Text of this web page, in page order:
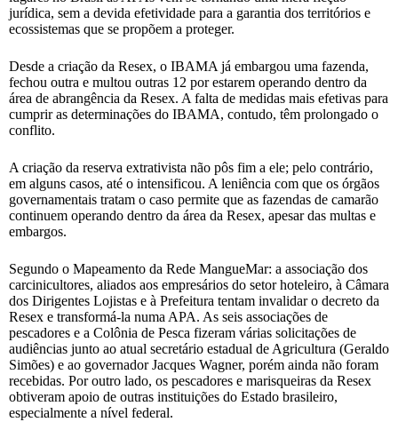
jurídica, sem a devida efetividade para a garantia dos territórios e
ecossistemas que se propõem a proteger.
Desde a criação da Resex, o IBAMA já embargou uma fazenda,
fechou outra e multou outras 12 por estarem operando dentro da
área de abrangência da Resex. A falta de medidas mais efetivas para
cumprir as determinações do IBAMA, contudo, têm prolongado o
conflito.
A criação da reserva extrativista não pôs fim a ele; pelo contrário,
em alguns casos, até o intensificou. A leniência com que os órgãos
governamentais tratam o caso permite que as fazendas de camarão
continuem operando dentro da área da Resex, apesar das multas e
embargos.
Segundo o Mapeamento da Rede MangueMar: a associação dos
carcinicultores, aliados aos empresários do setor hoteleiro, à Câmara
dos Dirigentes Lojistas e à Prefeitura tentam invalidar o decreto da
Resex e transformá-la numa APA. As seis associações de
pescadores e a Colônia de Pesca fizeram várias solicitações de
audiências junto ao atual secretário estadual de Agricultura (Geraldo
Simões) e ao governador Jacques Wagner, porém ainda não foram
recebidas. Por outro lado, os pescadores e marisqueiras da Resex
obtiveram apoio de outras instituições do Estado brasileiro,
especialmente a nível federal.